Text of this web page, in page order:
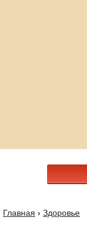
Главная › Здоровье